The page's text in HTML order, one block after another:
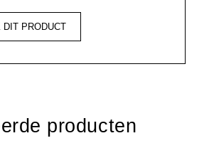
DIT PRODUCT
producten